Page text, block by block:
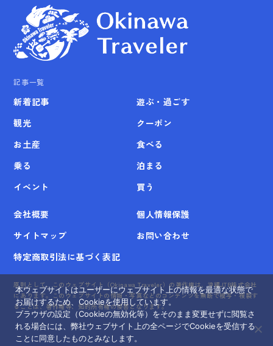
記事一覧
新着記事
観光
お土産
乗る
イベント
遊ぶ・過ごす
クーポン
食べる
泊まる
買う
会社概要
個人情報保護
サイトマップ
お問い合わせ
特定商取引法に基づく表記
原則として、このウェブサイト（Okinawa Traveler）の著作権は、沖縄JTB株式会社
にあります。このウェブサイトの情報・写真などのコンテンツを無断で模写・複製す
ることは、著作権等、知的所有権の侵害となります。
本ウェブサイトはユーザーにウェブサイト上の情報を最適な状態で
お届けするため、Cookieを使用しています。
ブラウザの設定（Cookieの無効化等）をそのまま変更せずに閲覧さ
れる場合には、弊社ウェブサイト上の全ページでCookieを受信する
ことに同意したものとみなします。